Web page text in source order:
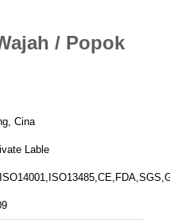
/ Popok
Cina
Lable